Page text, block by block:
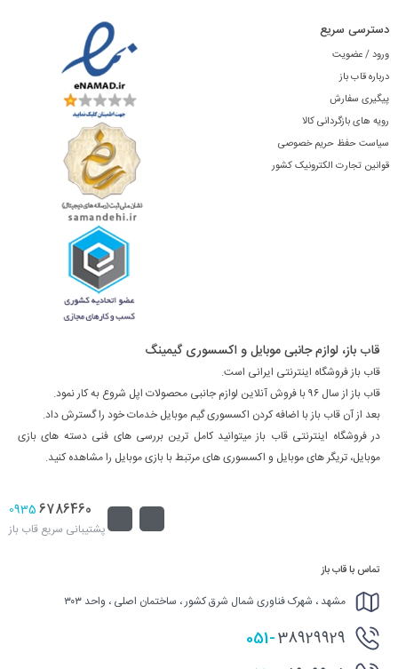
دسترسی سریع
ورود / عضویت
درباره قاب باز
پیگیری سفارش
رویه های بازگردانی کالا
سیاست حفظ حریم خصوصی
قوانین تجارت الکترونیک کشور
قاب باز، لوازم جانبی موبایل و اکسسوری گیمینگ
قاب باز فروشگاه اینترنتی ایرانی است.
قاب باز از سال ۹۶ با فروش آنلاین لوازم جانبی محصولات اپل شروع به کار نمود.
بعد از آن قاب باز با اضافه کردن اکسسوری گیم موبایل خدمات خود را گسترش داد.
در فروشگاه اینترنتی قاب باز میتوانید کامل ترین بررسی های فنی دسته های بازی
موبایل، تریگر های موبایل و اکسسوری های مرتبط با بازی موبایل را مشاهده کنید.
6786460
0935
پشتیبانی سریع قاب باز
تماس با قاب باز
مشهد ، شهرک فناوری شمال شرق کشور ، ساختمان اصلی ، واحد ۳۰۳
051-38929929